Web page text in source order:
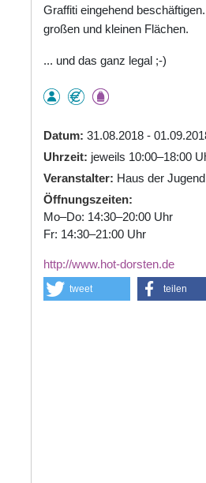
Graffiti eingehend
großen und kleinen Flächen.
... und das ganz legal ;-)
Datum 31.08.2018 -
Uhrzeit
jeweils 10:00–18:00
Veranstalter
Haus der Jugend
Öffnungszeiten
Mo–Do: 14:30–20:00 Uhr
Fr: 14:30–21:00 Uhr
http://www.hot-dorsten.de
tweet teilen